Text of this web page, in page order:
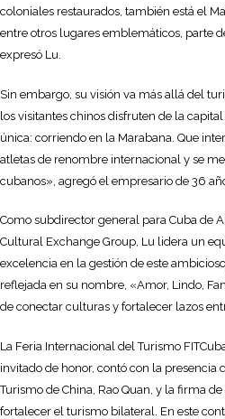
coloniales restaurados, también está el
entre otros lugares emblemáticos, parte
expresó Lu.
Sin embargo, su visión va más allá del
los visitantes chinos disfruten de la
única: corriendo en la Marabana. Que
atletas de renombre internacional y se
cubanos», agregó el empresario de 36
Como subdirector general para Cuba de
Cultural Exchange Group, Lu lidera un
excelencia en la gestión de este
reflejada en su nombre, «Amor, Lindo,
de conectar culturas y fortalecer lazos
La Feria Internacional del Turismo
invitado de honor, contó con la presencia
Turismo de China, Rao Quan, y la firma
fortalecer el turismo bilateral. En este